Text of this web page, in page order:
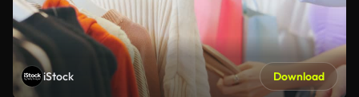
iStock Download